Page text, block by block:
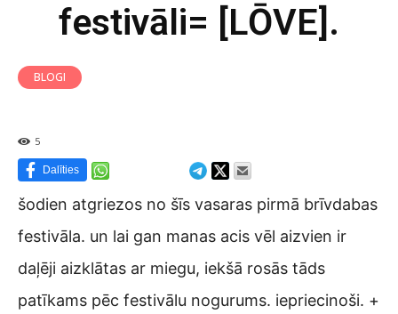
festivāli= [LŌVE].
BLOGI
5
Dalīties
šodien atgriezos no šīs vasaras pirmā brīvdabas
festivāla. un lai gan manas acis vēl aizvien ir
daļēji aizklātas ar miegu, iekšā rosās tāds
patīkams pēc festivālu nogurums. iepriecinoši. +